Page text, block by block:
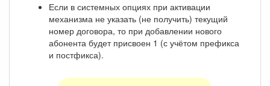
Если в системных опциях при активации
механизма не указать (не получить) текущий
номер договора, то при добавлении нового
абонента будет присвоен 1 (с учётом префикса
и постфикса).